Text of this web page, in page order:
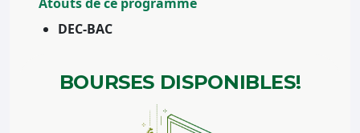
DEC-BAC
BOURSES DISPONIBLES!